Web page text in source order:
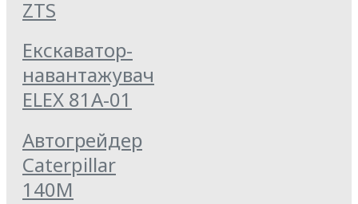
ZTS
Екскаватор-
навантажувач
ELEX 81А-01
Автогрейдер
Caterpillar
140M